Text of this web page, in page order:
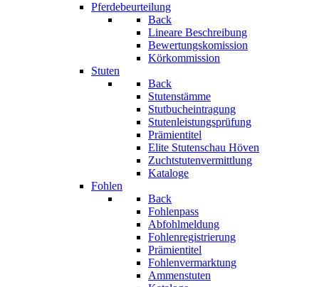
Pferdebeurteilung
Back
Lineare Beschreibung
Bewertungskomission
Körkommission
Stuten
Back
Stutenstämme
Stutbucheintragung
Stutenleistungsprüfung
Prämientitel
Elite Stutenschau Höven
Zuchtstutenvermittlung
Kataloge
Fohlen
Back
Fohlenpass
Abfohlmeldung
Fohlenregistrierung
Prämientitel
Fohlenvermarktung
Ammenstuten